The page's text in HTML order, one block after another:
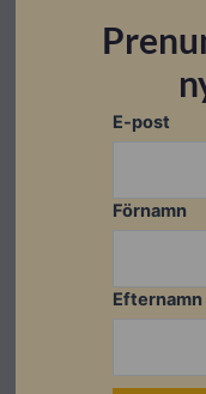
El & Tillbehör
Restnoterad
E-post
Förnamn
Efternamn